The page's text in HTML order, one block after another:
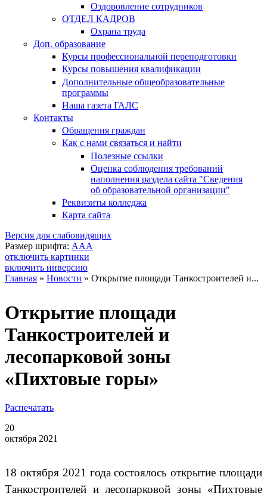
Оздоровление сотрудников
ОТДЕЛ КАДРОВ
Охрана труда
Доп. образование
Курсы профессиональной переподготовки
Курсы повышения квалификации
Дополнительные общеобразовательные
программы
Наша газета ГАЛС
Контакты
Обращения граждан
Как с нами связаться и найти
Полезные ссылки
Оценка соблюдения требований
наполнения раздела сайта "Сведения
об образовательной организации"
Реквизиты колледжа
Карта сайта
Версия для слабовидящих
Размер шрифта: AAA
отключить картинки
включить инверсию
Главная » Новости » Открытие площади Танкостроителей и...
Открытие площади
Танкостроителей и
лесопарковой зоны
«Пихтовые горы»
Распечатать
20
октября 2021
18 октября 2021 года состоялось открытие площади
Танкостроителей и лесопарковой зоны «Пихтовые